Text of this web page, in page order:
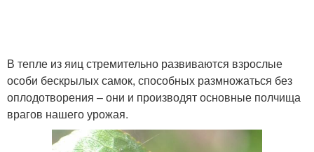
В тепле из яиц стремительно развиваются взрослые
особи бескрылых самок, способных размножаться без
оплодотворения – они и производят основные полчища
врагов нашего урожая.